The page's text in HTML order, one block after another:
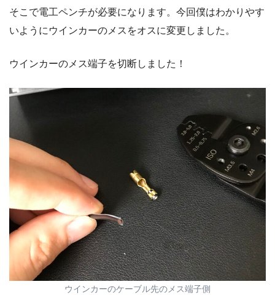
そこで電工ペンチが必要になります。今回僕はわかりやす
いようにウインカーのメスをオスに変更しました。
ウインカーのメス端子を切断しました！
ウインカーのケーブル先のメス端子側